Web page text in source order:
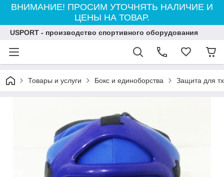
ВНИМАНИЕ! ПРОСИМ УТОЧНЯТЬ НАЛИЧИЕ И
ЦЕНЫ НА ТОВАР.
USPORT - производство спортивного оборудования
Товары и услуги Бокс и единоборства Защита для